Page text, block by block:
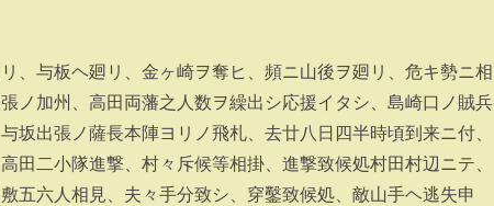
、与板ヘ廻リ、金ヶ崎ヲ奪ヒ、頻ニ山後ヲ廻リ、危キ勢ニ相
ノ加州、高田両藩之人数ヲ繰出シ応援イタシ、島崎口ノ賊兵
坂出張ノ薩長本陣ヨリノ飛札、去廿八日四半時頃到来ニ付、
田二小隊進撃、村々斥候等相掛、進撃致候処村田村辺ニテ、
五六人相見、夫々手分致シ、穿鑿致候処、敵山手ヘ逃失申